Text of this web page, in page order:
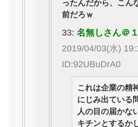
ったんだから、こん
前だろｗ
33:名無しさん＠
2019/04/03(水)
ID:92UBuDrA0
これは企業の精
にじみ出ている
人の目の届かな
キチンとするか